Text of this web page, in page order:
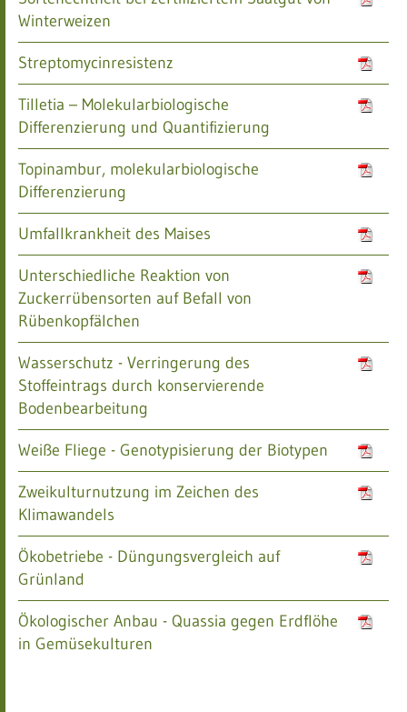
Winterweizen
Streptomycinresistenz
Tilletia – Molekularbiologische
Differenzierung und Quantifizierung
Topinambur, molekularbiologische
Differenzierung
Umfallkrankheit des Maises
Unterschiedliche Reaktion von
Zuckerrübensorten auf Befall von
Rübenkopfälchen
Wasserschutz - Verringerung des
Stoffeintrags durch konservierende
Bodenbearbeitung
Weiße Fliege - Genotypisierung der Biotypen
Zweikulturnutzung im Zeichen des
Klimawandels
Ökobetriebe - Düngungsvergleich auf
Grünland
Ökologischer Anbau - Quassia gegen Erdflöhe
in Gemüsekulturen